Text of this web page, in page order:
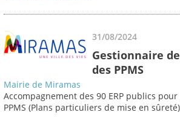
31/08/2024
Gestionnaire
des PPMS
Mairie de Miramas
Accompagnement des 90 ERP publics
PPMS (Plans particuliers de mise en